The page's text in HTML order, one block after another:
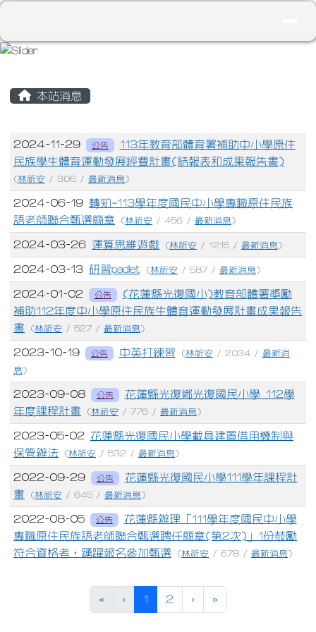
跳至主內容區
花蓮縣立光復國民小學
導覽列
本站消息
文章列表
2024-11-29 公告
113年教育部體育署補助中小學原住
民族學生體育運動發展經費計畫(結報表和成果報告書)
(林祈安 / 306 / 最新消息)
2024-06-19 轉知~113學年度國民中小學專職原住民族
語老師聯合甄選簡章
(林祈安 / 456 / 最新消息)
2024-03-26 運算思維遊戲 (林祈安 / 1215 / 最新消息)
2024-03-13 研習padlet (林祈安 / 587 / 最新消息)
2024-01-02 公告
(花蓮縣光復國小)教育部體署獎勵
補助112年度中小學原住民族生體育運動發展計畫成果報告
書
(林祈安 / 527 / 最新消息)
2023-10-19 公告 中英打練習 (林祈安 / 2034 / 最新消
息)
2023-09-08 公告
花蓮縣光復鄉光復國民小學 112學
年度課程計畫
(林祈安 / 776 / 最新消息)
2023-05-02 花蓮縣光復國民小學載具建置借用機制與
保管辦法
(林祈安 / 532 / 最新消息)
2022-09-29 公告
花蓮縣光復國民小學111學年課程計
畫
(林祈安 / 645 / 最新消息)
2022-08-05 公告
花蓮縣辦理「111學年度國民中小學
專職原住民族語老師聯合甄選聘任簡章(第2次)」1份鼓勵
符合資格者，踴躍報名參加甄選
(林祈安 / 678 / 最新消息)
« ‹ 1(目前頁次)
2 ›下一頁
»最後頁